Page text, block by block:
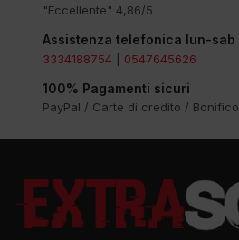
"Eccellente" 4,86/5
Assistenza telefonica lun-sab
3334188754 0547645626
100% Pagamenti sicuri
PayPal / Carte di credito / Bonifico